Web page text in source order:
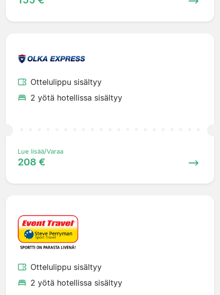
Ottelulippu sisältyy
2 yötä hotellissa sisältyy
Lue lisää/Varaa
208 €
Ottelulippu sisältyy
2 yötä hotellissa sisältyy